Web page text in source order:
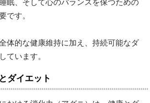
眠、そして心のバランスを保つための
です。
体的な健康維持に加え、持続可能なダ
ています。
ダイエット